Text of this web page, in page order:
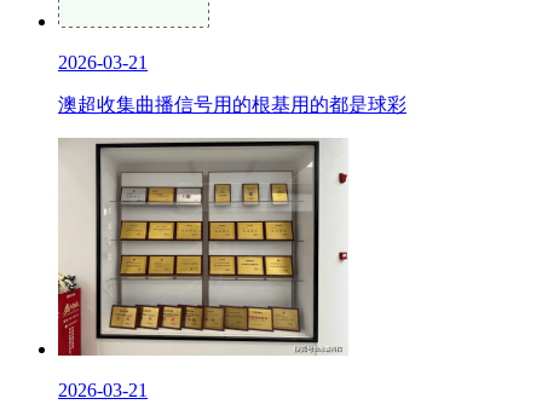
2026-03-21
澳超收集曲播信号用的根基用的都是球彩
2026-03-21